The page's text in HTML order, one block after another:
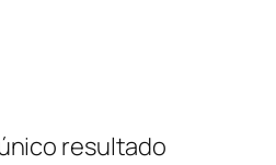
resultado